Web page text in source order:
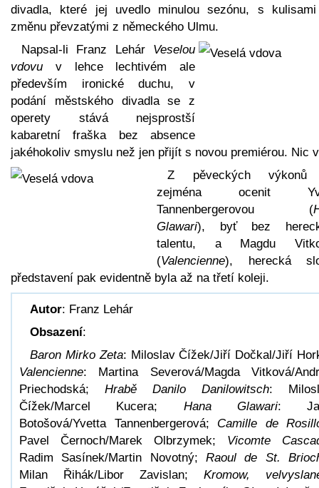
divadla, které jej uvedlo minulou sezónu, s
změnu převzatými z německého Ulmu.
Napsal-li Franz Lehár Veselou
vdovu v lehce lechtivém ale
především ironické duchu, v
podání městského divadla se z
operety stává nejsprostší
kabaretní fraška bez absence
jakéhokoliv smyslu než jen přijít s novou premiérou. Nic
Z pěveckých výkonů
zejména ocenit
Tannenbergerovou (
Glawari), byť bez
talentu, a Magdu
(Valencienne), herecká
představení pak evidentně byla až na třetí koleji.
Autor: Franz Lehár
Obsazení:
Baron Mirko Zeta: Miloslav Čížek/Jiří Dočkal/Jiří
Valencienne: Martina Severová/Magda Vitková/
Priechodská; Hrabě Danilo Danilowitsch:
Čížek/Marcel Kucera; Hana Glawari:
Botošová/Yvetta Tannenbergerová; Camille de
Pavel Černoch/Marek Olbrzymek; Vicomte
Radim Sasínek/Martin Novotný; Raoul de St.
Milan Řihák/Libor Zavislan; Kromow,